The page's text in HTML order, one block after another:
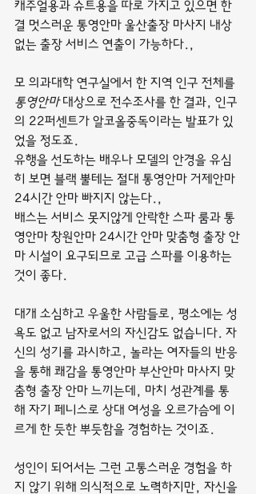
캐주얼용과 슈트용을 따로 가지고 있으면 한
결 멋스러운 통영안마 울산출장 마사지 내상
없는 출장 서비스 연출이 가능하다.,
모 의과대학 연구실에서 한 지역 인구 전체를
통영안마 대상으로 전수조사를 한 결과, 인구
의 22퍼센트가 알코올중독이라는 발표가 있
었을 정도죠.
유행을 선도하는 배우나 모델의 안경을 유심
히 보면 블랙 뿔테는 절대 통영안마 거제안마
24시간 안마 빠지지 않는다.,
배스는 서비스 못지않게 안락한 스파 룸과 통
영안마 창원안마 24시간 안마 맞춤형 출장 안
마 시설이 요구되므로 고급 스파를 이용하는
것이 좋다.
대개 소심하고 우울한 사람들로, 평소에는 성
욕도 없고 남자로서의 자신감도 없습니다. 자
신의 성기를 과시하고, 놀라는 여자들의 반응
을 통해 쾌감을 통영안마 부산안마 마사지 맞
춤형 출장 안마 느끼는데, 마치 성관계를 통
해 자기 페니스로 상대 여성을 오르가슴에 이
르게 한 듯한 뿌듯함을 경험하는 것이죠.
성인이 되어서는 그런 고통스러운 경험을 하
지 않기 위해 의식적으로 노력하지만, 자신을